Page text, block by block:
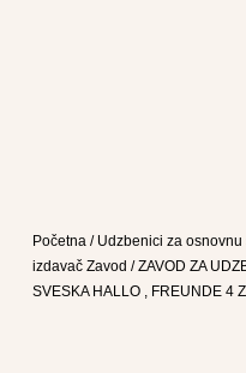
Početna/ Udzbenici za osnovnu
izdavač Zavod / ZAVOD ZA
SVESKA HALLO , FREUNDE 4